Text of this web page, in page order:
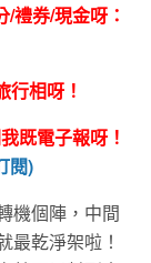
禮券/現金呀：
行相呀！
既電子報呀！
閱)
機個陣，中間
最乾淨架啦！